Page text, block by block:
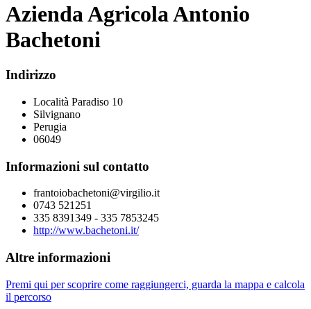
Azienda Agricola Antonio
Bachetoni
Indirizzo
Località Paradiso 10
Silvignano
Perugia
06049
Informazioni sul contatto
frantoiobachetoni@virgilio.it
0743 521251
335 8391349 - 335 7853245
http://www.bachetoni.it/
Altre informazioni
Premi qui per scoprire come raggiungerci, guarda la mappa e calcola
il percorso